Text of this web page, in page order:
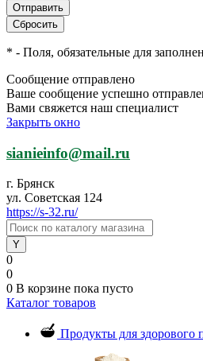
* - Поля, обязательные для
Сообщение отправлено
Ваше сообщение успешно
Вами свяжется наш специалист
Закрыть окно
sianieinfo@mail.ru
г. Брянск
ул. Советская 124
https://s-32.ru/
0
0
0 В корзине пока пусто
Каталог товаров
Продукты для здорового